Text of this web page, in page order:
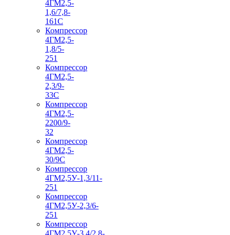
4ГМ2,5-
1,6/7,8-
161С
Компрессор
4ГМ2,5-
1,8/5-
251
Компрессор
4ГМ2,5-
2,3/9-
33С
Компрессор
4ГМ2,5-
2200/9-
32
Компрессор
4ГМ2,5-
30/9С
Компрессор
4ГМ2,5У-1,3/11-
251
Компрессор
4ГМ2,5У-2,3/6-
251
Компрессор
4ГМ2,5У-3,4/2,8-